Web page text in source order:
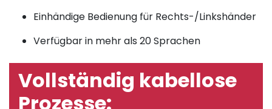
Einhändige Bedienung für Rechts-/Linkshänder
Verfügbar in mehr als 20 Sprachen
Vollständig kabellose
Prozesse: